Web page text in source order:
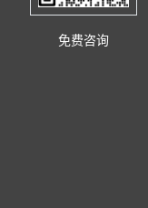
免费咨询